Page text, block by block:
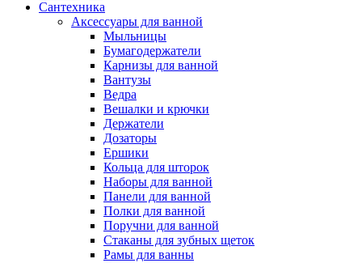
Сантехника
Аксессуары для ванной
Мыльницы
Бумагодержатели
Карнизы для ванной
Вантузы
Ведра
Вешалки и крючки
Держатели
Дозаторы
Ершики
Кольца для шторок
Наборы для ванной
Панели для ванной
Полки для ванной
Поручни для ванной
Стаканы для зубных щеток
Рамы для ванны